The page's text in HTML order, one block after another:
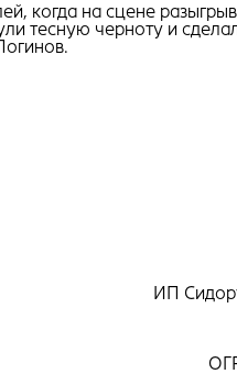
когда на сцене
тесную черноту и
ИП